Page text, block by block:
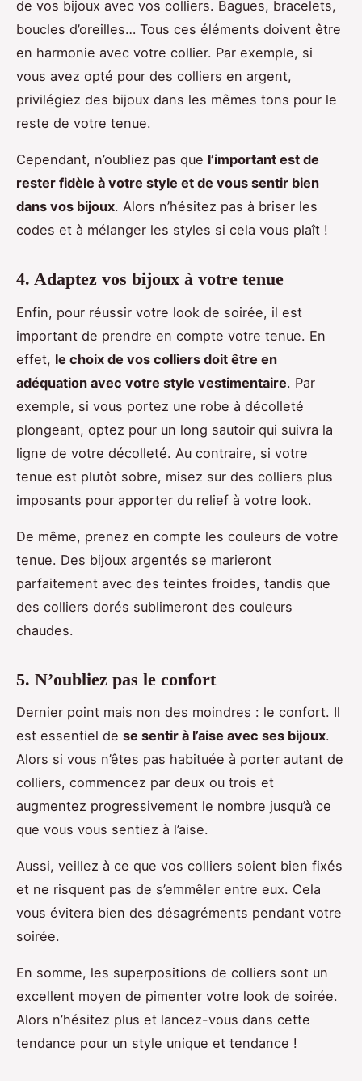
de vos bijoux avec vos colliers. Bagues, bracelets,
boucles d’oreilles… Tous ces éléments doivent être
en harmonie avec votre collier. Par exemple, si
vous avez opté pour des colliers en argent,
privilégiez des bijoux dans les mêmes tons pour le
reste de votre tenue.
Cependant, n’oubliez pas que l’important est de
rester fidèle à votre style et de vous sentir bien
dans vos bijoux. Alors n’hésitez pas à briser les
codes et à mélanger les styles si cela vous plaît !
4. Adaptez vos bijoux à votre tenue
Enfin, pour réussir votre look de soirée, il est
important de prendre en compte votre tenue. En
effet, le choix de vos colliers doit être en
adéquation avec votre style vestimentaire. Par
exemple, si vous portez une robe à décolleté
plongeant, optez pour un long sautoir qui suivra la
ligne de votre décolleté. Au contraire, si votre
tenue est plutôt sobre, misez sur des colliers plus
imposants pour apporter du relief à votre look.
De même, prenez en compte les couleurs de votre
tenue. Des bijoux argentés se marieront
parfaitement avec des teintes froides, tandis que
des colliers dorés sublimeront des couleurs
chaudes.
5. N’oubliez pas le confort
Dernier point mais non des moindres : le confort. Il
est essentiel de se sentir à l’aise avec ses bijoux.
Alors si vous n’êtes pas habituée à porter autant de
colliers, commencez par deux ou trois et
augmentez progressivement le nombre jusqu’à ce
que vous vous sentiez à l’aise.
Aussi, veillez à ce que vos colliers soient bien fixés
et ne risquent pas de s’emmêler entre eux. Cela
vous évitera bien des désagréments pendant votre
soirée.
En somme, les superpositions de colliers sont un
excellent moyen de pimenter votre look de soirée.
Alors n’hésitez plus et lancez-vous dans cette
tendance pour un style unique et tendance !